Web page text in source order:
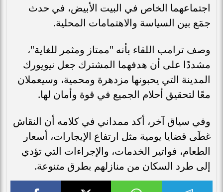
اجتماعهما الخاص في البيت الأبيض، في حدث
جمَع بين السياسة والاهتمامات المحلية.
وصف ترامب اللقاء بأنه "ممتاز ومثمر للغاية"،
مشددًا على أن هدفهما المشترك جعل نيويورك
المدينة التي يحبونها مزدهرة ومحمية، وسيعملان
معًا لتحقيق أحلام الجميع في قوة وأمان لها.
وفي سياق آخر، أكد ممداني في كلامه أن النقاش
غطَى قضايا يومية مثل ارتفاع الإيجارات، أسعار
الطعام، فواتير الخدمات، والإجراءات التي تؤدي
إلى طرد السكان من منازلهم بطرق متنوعة.